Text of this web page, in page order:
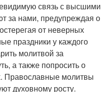
связь с высшими
за нами, предупреждая о
от неверных
праздники у каждого
молитвой за
а также попросить о
Православные молитвы
духовному росту.